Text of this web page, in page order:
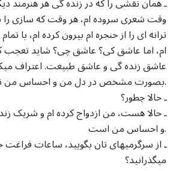
وقت شعری سروده ام، هر وقت که سازی را
ترانه ای را از حنجره ام بیرون کرده ام، با
ام، اما عاشق کی؟ عاشق چی؟ شاید
عاشق زنده گی و عاشق طبیعت. اعتراف
بصورت مشخص در دل من و احساس من نبوده است.
ـ حالا چطور؟
ـ حالا هست، من ازدواج کرده ام و
و احساس من است.
ـ از سرگرمیهای تان بگویید، ساعات
میگذرانید؟